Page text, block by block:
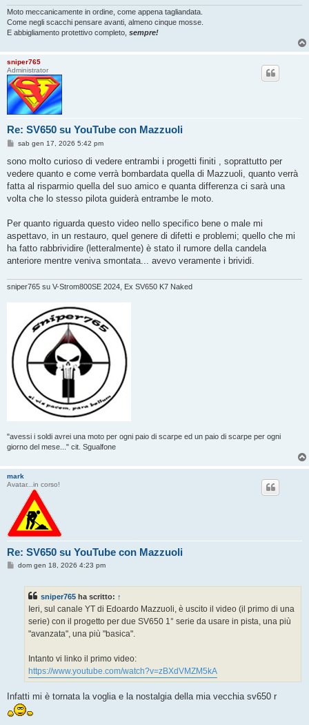
i
o
Moto meccanicamente in ordine, come appena tagliandata.
Come negli scacchi pensare avanti, almeno cinque mosse.
E abbigliamento protettivo completo, sempre!
sniper765
Administrator
Re: SV650 su YouTube con Mazzuoli
M
s
a
g
i
sab gen 17, 2026 5:42 pm
sono molto curioso di vedere entrambi i progetti finiti , soprattutto per
vedere quanto e come verrà bombardata quella di Mazzuoli, quanto verrà
fatta al risparmio quella del suo amico e quanta differenza ci sarà una
volta che lo stesso pilota guiderà entrambe le moto.
Per quanto riguarda questo video nello specifico bene o male mi
aspettavo, in un restauro, quel genere di difetti e problemi; quello che mi
ha fatto rabbrividire (letteralmente) è stato il rumore della candela
anteriore mentre veniva smontata... avevo veramente i brividi.
sniper765 su V-Strom800SE 2024, Ex SV650 K7 Naked
"avessi i soldi avrei una moto per ogni paio di scarpe ed un paio di scarpe per ogni
giorno del mese..." cit. Sgualfone
mark
Avatar...in corso!
Re: SV650 su YouTube con Mazzuoli
Mdom gen 18, 2026 4:23 pm
sniper765 ha scritto: ↑
Ieri, sul canale YT di Edoardo Mazzuoli, è uscito il video (il primo di una
serie) con il progetto per due SV650 1° serie da usare in pista, una più
"avanzata", una più "basica".
Intanto vi linko il primo video:
https://www.youtube.com/watch?v=zBXdVMZM5kA
Infatti mi è tornata la voglia e la nostalgia della mia vecchia sv650 r